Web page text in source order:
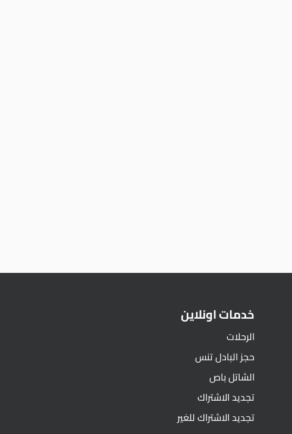
خدمات اونلاين
الرحلات
حجز البادل تنس
الشاتل باص
تجديد الاشتراك
تجديد الاشتراك للغير